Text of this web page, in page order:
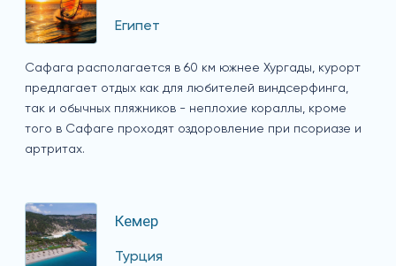
Египет
Сафага располагается в 60 км южнее Хургады, курорт
предлагает отдых как для любителей виндсерфинга,
так и обычных пляжников - неплохие кораллы, кроме
того в Сафаге проходят оздоровление при псориазе и
артритах.
Кемер
Турция